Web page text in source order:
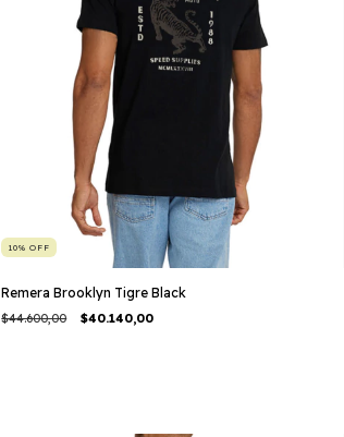
10%OFF
Remera Brooklyn Tigre Black
$44.600,00 $40.140,00